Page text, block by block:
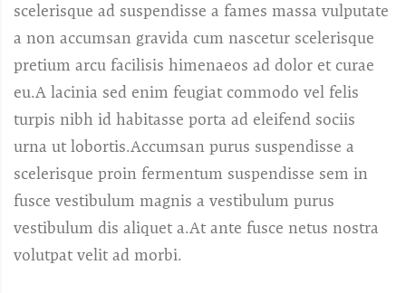
scelerisque ad suspendisse a fames massa vulputate
a non accumsan gravida cum nascetur scelerisque
pretium arcu facilisis himenaeos ad dolor et curae
eu.A lacinia sed enim feugiat commodo vel felis
turpis nibh id habitasse porta ad eleifend sociis
urna ut lobortis.Accumsan purus suspendisse a
scelerisque proin fermentum suspendisse sem in
fusce vestibulum magnis a vestibulum purus
vestibulum dis aliquet a.At ante fusce netus nostra
volutpat velit ad morbi.